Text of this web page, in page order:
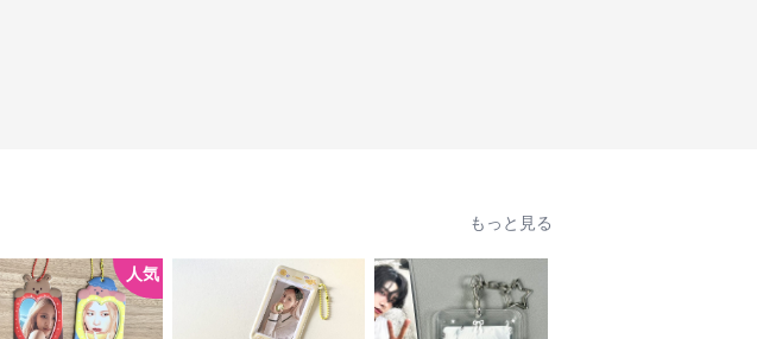
もっと見る
人気